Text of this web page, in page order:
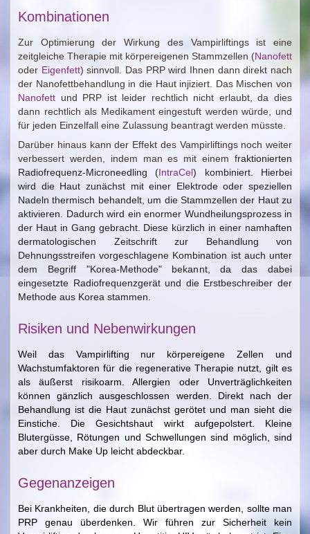
Kombinationen
Zur Optimierung der Wirkung des Vampirliftings ist eine
zeitgleiche Therapie mit körpereigenen Stammzellen (Nanofett
oder Eigenfett) sinnvoll. Das PRP wird Ihnen dann direkt nach
der Nanofettbehandlung in die Haut injiziert. Das Mischen von
Nanofett und PRP ist leider rechtlich nicht erlaubt, da dies
dann rechtlich als Medikament eingestuft werden würde, und
für jeden Einzelfall eine Zulassung beantragt werden müsste.
Darüber hinaus kann der Effekt des Vampirliftings noch weiter
verbessert werden, indem man es mit einem fraktionierten
Radiofrequenz-Microneedling (IntraCel) kombiniert. Hierbei
wird die Haut zunächst mit einer Elektrode oder speziellen
Nadeln thermisch behandelt, um die Stammzellen der Haut zu
aktivieren. Dadurch wird ein enormer Wundheilungsprozess in
der Haut in Gang gebracht. Diese kürzlich in einer namhaften
dermatologischen Zeitschrift zur Behandlung von
Dehnungsstreifen vorgeschlagene Kombination ist auch unter
dem Begriff "Korea-Methode" bekannt, da das dabei
eingesetzte Radiofrequenzgerät und die Erstbeschreiber der
Methode aus Korea stammen.
Risiken und Nebenwirkungen
Weil das Vampirlifting nur körpereigene Zellen und
Wachstumfaktoren für die regenerative Therapie nutzt, gilt es
als äußerst risikoarm.Allergien oder Unverträglichkeiten
können gänzlich ausgeschlossen werden. Direkt nach der
Behandlung ist die Haut zunächst gerötet und man sieht die
Einstiche. Die Gesichtshaut wirkt aufgepolstert. Kleine
Blutergüsse, Rötungen und Schwellungen sind möglich, sind
aber durch Make Up leicht abdeckbar.
Gegenanzeigen
Bei Krankheiten, die durch Blut übertragen werden, sollte man
PRP genau überdenken. Wir führen zur Sicherheit kein